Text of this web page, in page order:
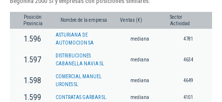
Posición
Provincia
Nombre de la empresa Ventas (€)
Sector
Actividad
1.596
ASTURIANA DE
AUTOMOCION SA
mediana 4781
1.597
DISTRIBUCIONES
CABANELLA NAVIA SL
mediana 4634
1.598
COMERCIAL MANUEL
URONES SL
mediana 4649
1.599 CONTRATAS GARBAR SL. mediana 4101